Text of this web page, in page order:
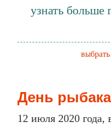
узнать больше
День рыбака
12 июля 2020 года,